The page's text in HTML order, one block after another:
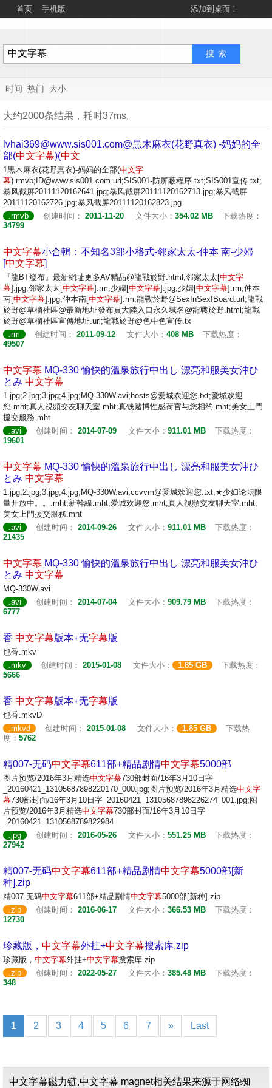
首页 手机版 添加到桌面！
时间 热门 大小
大约2000条结果，耗时37ms。
lvhai369@www.sis001.com@黒木麻衣(花野真衣) -妈妈的全
部(中文字幕)(中文
1黒木麻衣(花野真衣)-妈妈的全部(中文字
幕).rmvb;ID@www.sis001.com.url;SIS001-防屏蔽程序.txt;SIS001宣传.txt;
暴风截屏20111120162641.jpg;暴风截屏20111120162713.jpg;暴风截屏
20111120162726.jpg;暴风截屏20111120162823.jpg
.rmvb
创建时间： 2011-11-20 文件大小： 354.02 MB
下载热度：
34799
中文字幕小合輯：不知名3部小格式-邻家太太-仲本 南-少婦
[中文字幕]
『龍BT發布』最新網址更多AV精品@龍戰於野.html;邻家太太[中文字
幕].jpg;邻家太太[中文字幕].rm;少婦[中文字幕].jpg;少婦[中文字幕].rm;仲本
南[中文字幕].jpg;仲本南[中文字幕].rm;龍戰於野@SexInSex!Board.url;龍戰
於野@草榴社區@最新地址發布頁大陸入口永久域名@龍戰於野.html;龍戰
於野@草榴社區宣傳地址.url;龍戰於野@色中色宣传.tx
.rm
创建时间： 2011-09-12 文件大小： 408 MB
下载热度：
49507
中文字幕 MQ-330 愉快的溫泉旅行中出し 漂亮和服美女沖ひ
とみ 中文字幕
1.jpg;2.jpg;3.jpg;4.jpg;MQ-330W.avi;hosts@爱城欢迎您.txt;爱城欢迎
您.mht;真人視頻交友聊天室.mht;真钱赌博性感荷官与您相约.mht;美女上門
援交服務.mht
.avi
创建时间： 2014-07-09 文件大小： 911.01 MB
下载热度：
19601
中文字幕 MQ-330 愉快的溫泉旅行中出し 漂亮和服美女沖ひ
とみ 中文字幕
1.jpg;2.jpg;3.jpg;4.jpg;MQ-330W.avi;ccvvm@爱城欢迎您.txt;★少妇论坛限
量开放中。。.mht;新幹線.mht;爱城欢迎您.mht;真人視頻交友聊天室.mht;
美女上門援交服務.mht
.avi
创建时间： 2014-09-26 文件大小： 911.01 MB
下载热度：
21435
中文字幕 MQ-330 愉快的溫泉旅行中出し 漂亮和服美女沖ひ
とみ 中文字幕
MQ-330W.avi
.avi
创建时间： 2014-07-04 文件大小： 909.79 MB
下载热度：
6777
香 中文字幕版本+无字幕版
也香.mkv
.mkv
创建时间： 2015-01-08 文件大小： 1.85 GB
下载热度：
5666
香 中文字幕版本+无字幕版
也香.mkvD
.mkvd
创建时间： 2015-01-08 文件大小： 1.85 GB
下载热
度： 5762
精007-无码中文字幕611部+精品剧情中文字幕5000部
图片预览/2016年3月精选中文字幕730部封面/16年3月10日字
_20160421_13105687898220170_000.jpg;图片预览/2016年3月精选中文字
幕730部封面/16年3月10日字_20160421_13105687898226274_001.jpg;图
片预览/2016年3月精选中文字幕730部封面/16年3月10日字
_20160421_1310568789822984
.jpg
创建时间： 2016-05-26 文件大小： 551.25 MB
下载热度：
27942
精007-无码中文字幕611部+精品剧情中文字幕5000部[新
种].zip
精007-无码中文字幕611部+精品剧情中文字幕5000部[新种].zip
.zip
创建时间： 2016-06-17 文件大小： 366.53 MB
下载热度：
12730
珍藏版， 中文字幕外挂+中文字幕搜索库.zip
珍藏版， 中文字幕外挂+中文字幕搜索库.zip
.zip
创建时间： 2022-05-27 文件大小： 385.48 MB
下载热度：
348
1 2 3 4 5 6 7 » Last
中文字幕磁力链,中文字幕 magnet相关结果来源于网络蜘